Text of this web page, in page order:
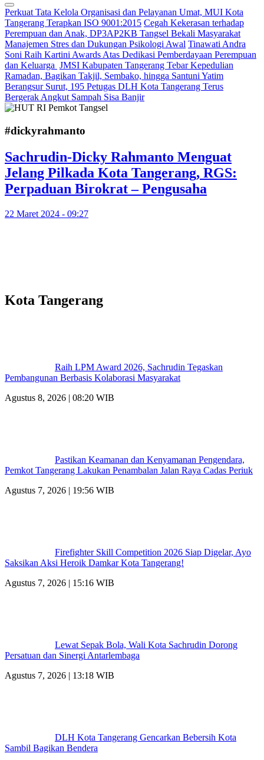
Perkuat Tata Kelola Organisasi dan Pelayanan Umat, MUI Kota
Tangerang Terapkan ISO 9001:2015 Cegah Kekerasan terhadap
Perempuan dan Anak, DP3AP2KB Tangsel Bekali Masyarakat
Manajemen Stres dan Dukungan Psikologi Awal Tinawati Andra
Soni Raih Kartini Awards Atas Dedikasi Pemberdayaan Perempuan
dan Keluarga JMSI Kabupaten Tangerang Tebar Kepedulian
Ramadan, Bagikan Takjil, Sembako, hingga Santuni Yatim
Berangsur Surut, 195 Petugas DLH Kota Tangerang Terus
Bergerak Angkut Sampah Sisa Banjir
#dickyrahmanto
Sachrudin-Dicky Rahmanto Menguat
Jelang Pilkada Kota Tangerang, RGS:
Perpaduan Birokrat – Pengusaha
22 Maret 2024 - 09:27
Kota Tangerang
Raih LPM Award 2026, Sachrudin Tegaskan
Pembangunan Berbasis Kolaborasi Masyarakat
Agustus 8, 2026 | 08:20 WIB
Pastikan Keamanan dan Kenyamanan Pengendara,
Pemkot Tangerang Lakukan Penambalan Jalan Raya Cadas Periuk
Agustus 7, 2026 | 19:56 WIB
Firefighter Skill Competition 2026 Siap Digelar, Ayo
Saksikan Aksi Heroik Damkar Kota Tangerang!
Agustus 7, 2026 | 15:16 WIB
Lewat Sepak Bola, Wali Kota Sachrudin Dorong
Persatuan dan Sinergi Antarlembaga
Agustus 7, 2026 | 13:18 WIB
DLH Kota Tangerang Gencarkan Bebersih Kota
Sambil Bagikan Bendera